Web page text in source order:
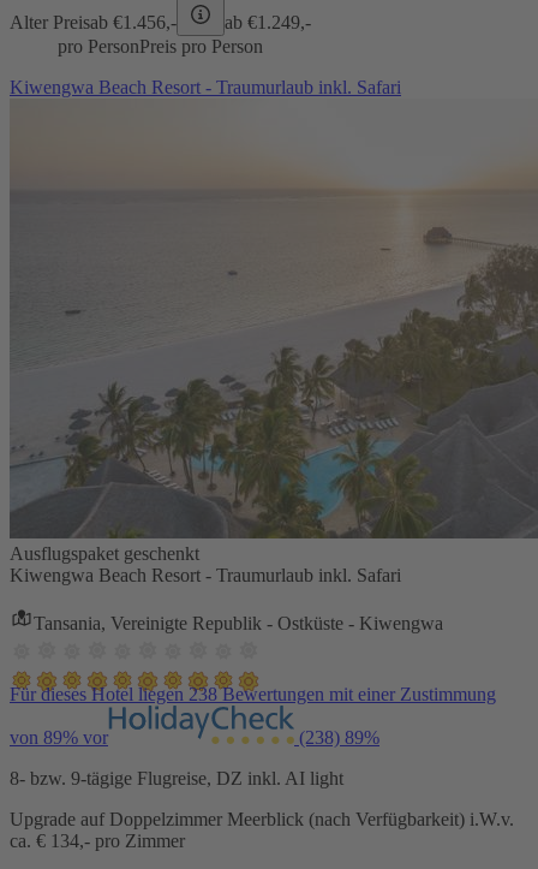
Alter Preisab €1.456,- ab €1.249,-
pro PersonPreis pro Person
Kiwengwa Beach Resort - Traumurlaub inkl. Safari
Ausflugspaket geschenkt
Kiwengwa Beach Resort - Traumurlaub inkl. Safari
Tansania, Vereinigte Republik - Ostküste - Kiwengwa
Für dieses Hotel liegen 238 Bewertungen mit einer Zustimmung
von 89% vor (238) 89%
8- bzw. 9-tägige Flugreise, DZ inkl. AI light
Upgrade auf Doppelzimmer Meerblick (nach Verfügbarkeit) i.W.v.
ca. € 134,- pro Zimmer